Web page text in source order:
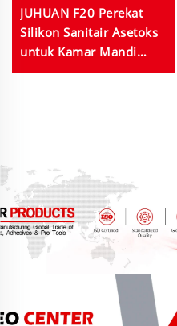
JUHUAN F20 Perekat
Silikon Sanitair Asetoks
untuk Kamar Mandi
Dapur Akuarium 280ml